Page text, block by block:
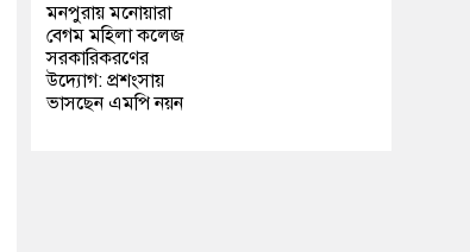
মনপুরায় মনোয়ারা
বেগম মহিলা কলেজ
সরকারিকরণের
উদ্যোগ: প্রশংসায়
ভাসছেন এমপি নয়ন